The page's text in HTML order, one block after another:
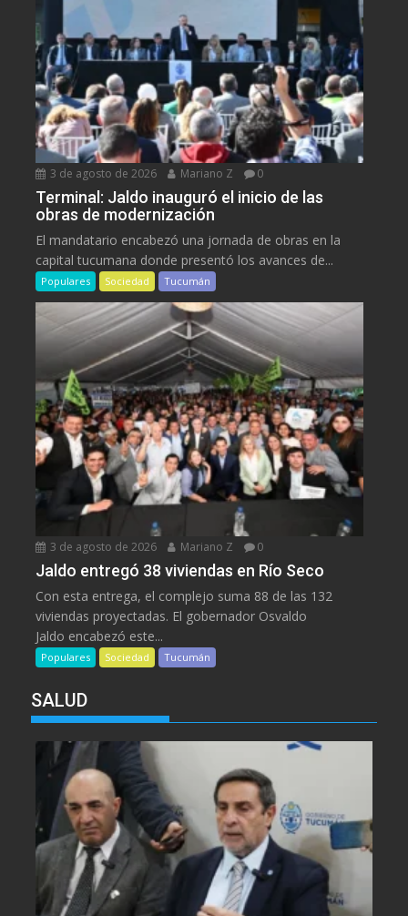
3 de agosto de 2026 Mariano Z 0
Terminal: Jaldo inauguró el inicio de las
obras de modernización
El mandatario encabezó una jornada de obras en la
capital tucumana donde presentó los avances de...
Populares Sociedad Tucumán
3 de agosto de 2026 Mariano Z 0
Jaldo entregó 38 viviendas en Río Seco
Con esta entrega, el complejo suma 88 de las 132
viviendas proyectadas. El gobernador Osvaldo
Jaldo encabezó este...
Populares Sociedad Tucumán
SALUD